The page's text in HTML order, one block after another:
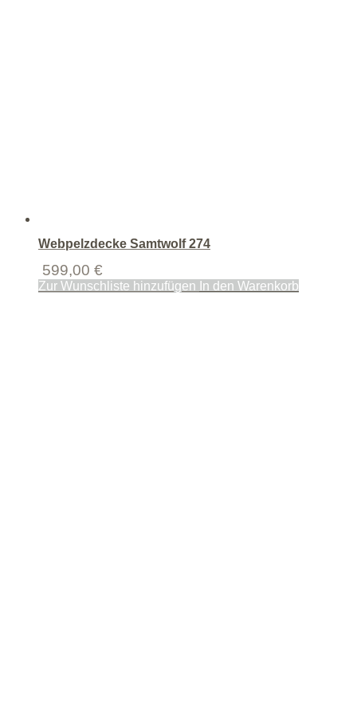
Webpelzdecke Samtwolf 274
599,00 €
Zur Wunschliste hinzufügen In den Warenkorb